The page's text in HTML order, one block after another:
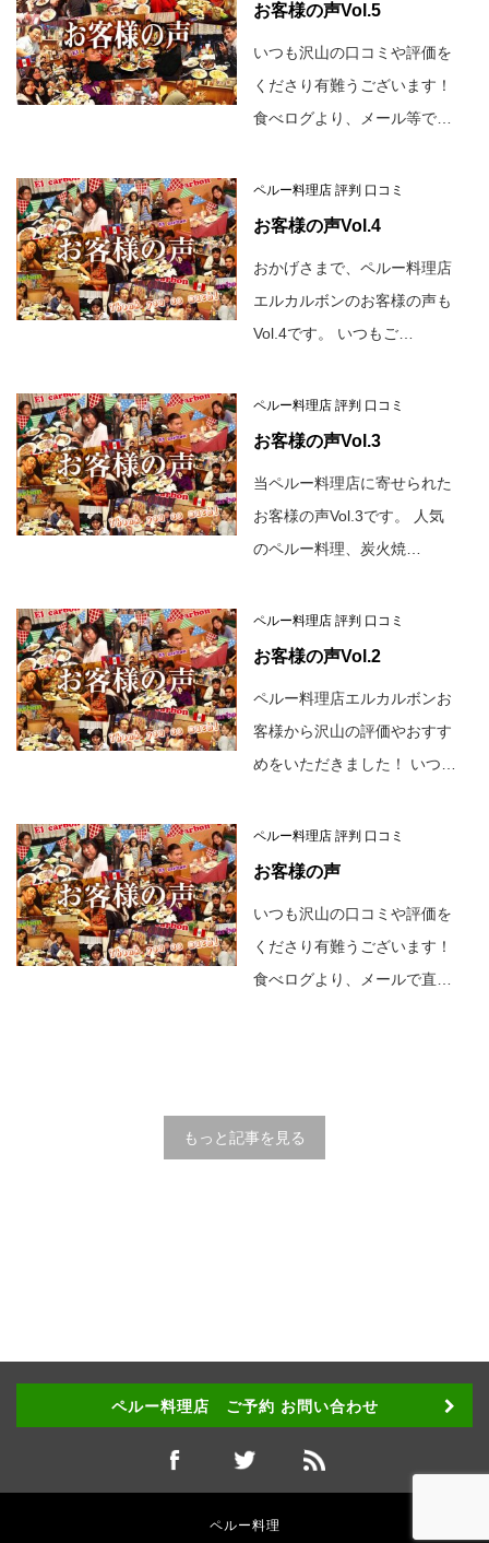
お客様の声Vol.5
いつも沢山の口コミや評価を
くださり有難うございます！
食べログより、メール等で…
ペルー料理店 評判 口コミ
お客様の声Vol.4
おかげさまで、ペルー料理店
エルカルボンのお客様の声も
Vol.4です。 いつもご…
ペルー料理店 評判 口コミ
お客様の声Vol.3
当ペルー料理店に寄せられた
お客様の声Vol.3です。 人気
のペルー料理、炭火焼…
ペルー料理店 評判 口コミ
お客様の声Vol.2
ペルー料理店エルカルボンお
客様から沢山の評価やおすす
めをいただきました！ いつ…
ペルー料理店 評判 口コミ
お客様の声
いつも沢山の口コミや評価を
くださり有難うございます！
食べログより、メールで直…
もっと記事を見る
ペルー料理店 ご予約 お問い合わせ
ペルー料理